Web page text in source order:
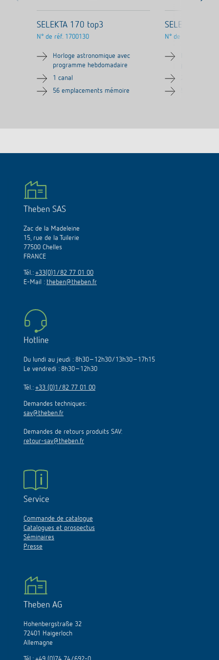
SELEKTA 170 top3
N° de réf. 1700130
Horloge astronomique avec
programme hebdomadaire
1 canal
56 emplacements mémoire
SELEKTA 174
N° de réf.
Theben SAS
Zac de la Madeleine
15, rue de la Tuilerie
77500 Chelles
FRANCE
Tél.: +33(0)1/82 77 01 00
E-Mail : theben@theben.fr
Hotline
Du lundi au jeudi : 8h30–12h30/13h30–17h15
Le vendredi : 8h30–12h30
Tél.: +33 (0)1/82 77 01 00
Demandes techniques:
sav@theben.fr
Demandes de retours produits SAV:
retour-sav@theben.fr
Service
Commande de catalogue
Catalogues et prospectus
Séminaires
Presse
Theben AG
Hohenbergstraße 32
72401 Haigerloch
Allemagne